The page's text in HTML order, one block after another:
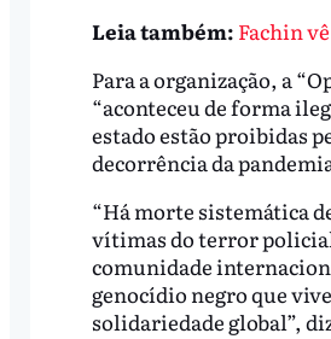
Leia também: Fachin
Para a organização, a
“aconteceu de forma
estado estão proibidas
decorrência da
“Há morte sistemática
vítimas do terror policial
comunidade
genocídio negro que
solidariedade global”,